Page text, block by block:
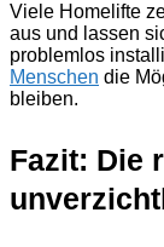
Viele Homelifte
aus und lassen
problemlos
Menschen die
bleiben.
Fazit: Die